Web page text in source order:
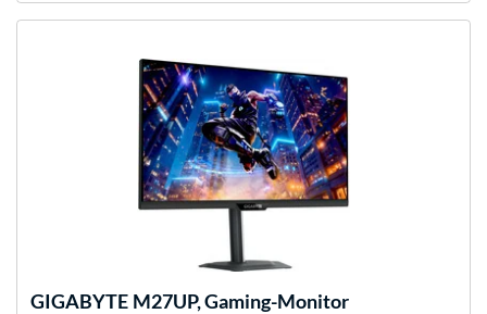
GIGABYTE M27UP, Gaming-Monitor